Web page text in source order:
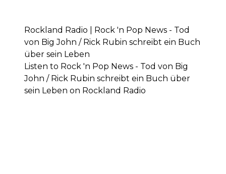
Rockland Radio | Rock 'n Pop News - Tod
von Big John / Rick Rubin schreibt ein Buch
über sein Leben
Listen to Rock 'n Pop News - Tod von Big
John / Rick Rubin schreibt ein Buch über
sein Leben on Rockland Radio